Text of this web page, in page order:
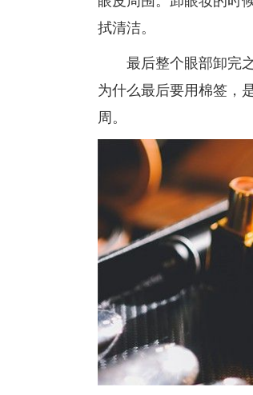
拭清洁。
最后整个眼部卸完之
为什么最后要用棉签，
周。